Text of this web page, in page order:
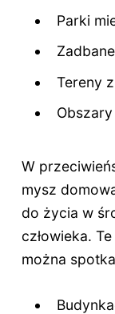
Parki
Tereny
W
mysz
do życia w
człowieka.
można